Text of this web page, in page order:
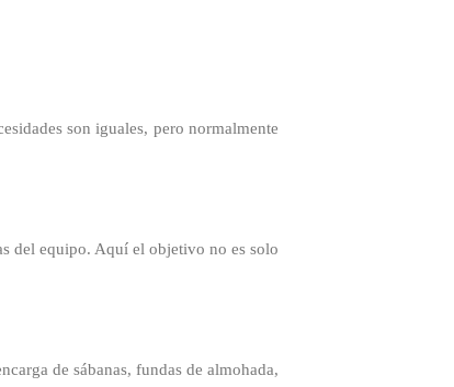
son iguales, pero normalmente
del equipo. Aquí el objetivo no es solo
de sábanas, fundas de almohada,